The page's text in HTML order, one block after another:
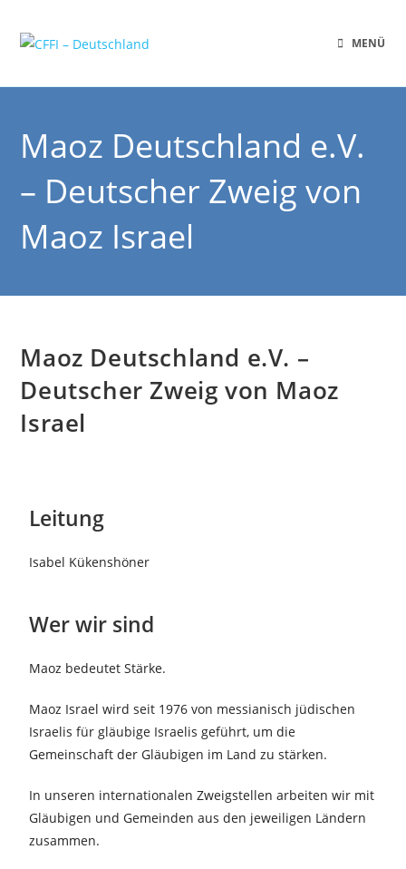
MENÜ
Maoz Deutschland e.V.
– Deutscher Zweig von
Maoz Israel
Maoz Deutschland e.V. –
Deutscher Zweig von Maoz
Israel
Leitung
Isabel Kükenshöner
Wer wir sind
Maoz bedeutet Stärke.
Maoz Israel wird seit 1976 von messianisch jüdischen
Israelis für gläubige Israelis geführt, um die
Gemeinschaft der Gläubigen im Land zu stärken.
In unseren internationalen Zweigstellen arbeiten wir mit
Gläubigen und Gemeinden aus den jeweiligen Ländern
zusammen.